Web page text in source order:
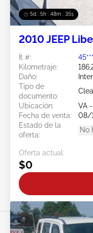
5d : 5h : 48m : 32s
2010 JEEP
Ít #:
Kilometraje:
Daño:
Tipo de
documento:
Ubicación:
VA
Fecha de venta:
08/
Estado de la
oferta:
No
Oferta actual:
$0